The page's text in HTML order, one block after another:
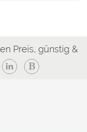
Preis, günstig &
LinkedInBlogger